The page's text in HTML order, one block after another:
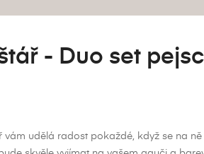
- Duo set
udělá radost pokaždé, když se na ně